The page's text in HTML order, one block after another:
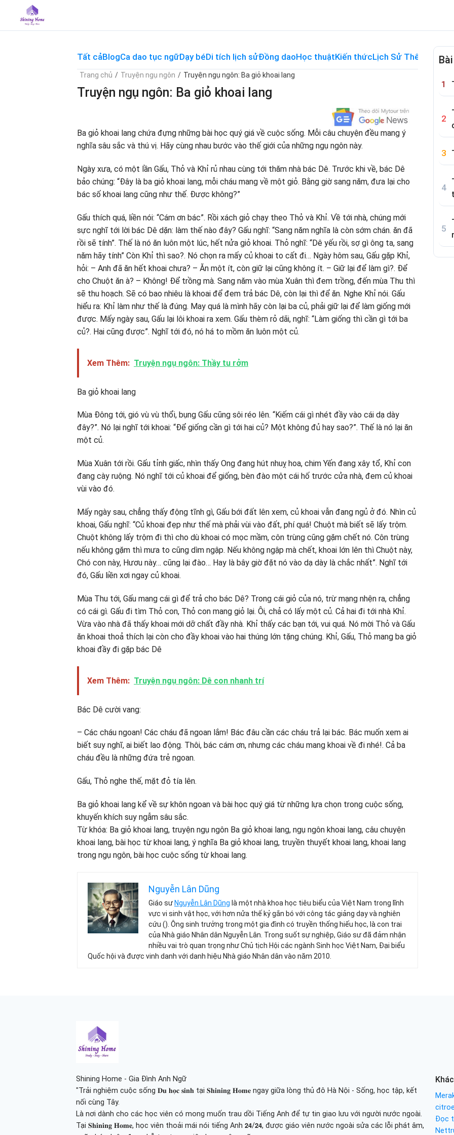
content
Tất cảBlogCa dao tục ngữDạy béDi tích lịch sửĐồng daoHọc thuậtKiến thứcLịch Sử Thế Giới
Trang chủ / Truyện ngụ ngôn / Truyện ngụ ngôn: Ba giỏ khoai lang
Truyện ngụ ngôn: Ba giỏ khoai lang
Ba giỏ khoai lang chứa đựng những bài học quý giá về cuộc sống. Mỗi câu chuyện đều mang ý
nghĩa sâu sắc và thú vị. Hãy cùng nhau bước vào thế giới của những ngụ ngôn này.
Ngày xưa, có một lần Gấu, Thỏ và Khỉ rủ nhau cùng tới thăm nhà bác Dê. Trước khi về, bác Dê
bảo chúng: “Ðây là ba giỏ khoai lang, mỗi cháu mang về một giỏ. Bằng giờ sang năm, đưa lại cho
bác số khoai lang cũng như thế. Ðược không?”
Gấu thích quá, liền nói: “Cám ơn bác”. Rồi xách giỏ chạy theo Thỏ và Khỉ. Về tới nhà, chúng mới
sực nghĩ tới lời bác Dê dặn: làm thế nào đây? Gấu nghĩ: “Sang năm nghĩa là còn sớm chán. ăn đã
rồi sẽ tính”. Thế là nó ăn luôn một lúc, hết nửa giỏ khoai. Thỏ nghĩ: “Dê yếu rồi, sợ gì ông ta, sang
năm hãy tính” Còn Khỉ thì sao?. Nó chọn ra mấy củ khoai to cất đi… Ngày hôm sau, Gấu gặp Khỉ,
hỏi: – Anh đã ăn hết khoai chưa? – Ăn một ít, còn giữ lại cũng không ít. – Giữ lại để làm gì?. Ðể
cho Chuột ăn à? – Không! Ðể trồng mà. Sang năm vào mùa Xuân thì đem trồng, đến mùa Thu thì
sẽ thu hoạch. Sẽ có bao nhiêu là khoai để đem trả bác Dê, còn lại thì để ăn. Nghe Khỉ nói. Gấu
hiểu ra: Khỉ làm như thế là đúng. May quá là mình hãy còn lại ba củ, phải giữ lại để làm giống mới
được. Mấy ngày sau, Gấu lại lôi khoai ra xem. Gấu thèm rỏ dãi, nghĩ: “Làm giống thì cần gì tới ba
củ?. Hai cũng được”. Nghĩ tới đó, nó há to mồm ăn luôn một củ.
Xem Thêm: Truyện ngụ ngôn: Thầy tu rởm
Ba giỏ khoai lang
Mùa Đông tới, gió vù vù thổi, bụng Gấu cũng sôi réo lên. “Kiếm cái gì nhét đầy vào cái dạ dày
đây?”. Nó lại nghĩ tới khoai: “Ðể giống cần gì tới hai củ? Một không đủ hay sao?”. Thế là nó lại ăn
một củ.
Mùa Xuân tới rồi. Gấu tỉnh giấc, nhìn thấy Ong đang hút nhuỵ hoa, chim Yến đang xây tổ, Khỉ con
đang cày ruộng. Nó nghĩ tới củ khoai để giống, bèn đào một cái hố trước cửa nhà, đem củ khoai
vùi vào đó.
Mấy ngày sau, chẳng thấy động tĩnh gì, Gấu bới đất lên xem, củ khoai vẫn đang ngủ ở đó. Nhìn củ
khoai, Gấu nghĩ: “Củ khoai đẹp như thế mà phải vùi vào đất, phí quá! Chuột mà biết sẽ lấy trộm.
Chuột không lấy trộm đi thì cho dù khoai có mọc mầm, côn trùng cũng gặm chết nó. Côn trùng
nếu không gặm thì mưa to cũng dìm ngập. Nếu không ngập mà chết, khoai lớn lên thì Chuột này,
Chó con này, Hươu này… cũng lại đào… Hay là bây giờ đặt nó vào dạ dày là chắc nhất”. Nghĩ tới
đó, Gấu liền xơi ngay củ khoai.
Mùa Thu tới, Gấu mang cái gì để trả cho bác Dê? Trong cái giỏ của nó, trừ mạng nhện ra, chẳng
có cái gì. Gấu đi tìm Thỏ con, Thỏ con mang giỏ lại. Ôi, chả có lấy một củ. Cả hai đi tới nhà Khỉ.
Vừa vào nhà đã thấy khoai mới dỡ chất đầy nhà. Khỉ thấy các bạn tới, vui quá. Nó mời Thỏ và Gấu
ăn khoai thoả thích lại còn cho đầy khoai vào hai thúng lớn tặng chúng. Khỉ, Gấu, Thỏ mang ba giỏ
khoai đầy đi gặp bác Dê
Xem Thêm: Truyện ngụ ngôn: Dê con nhanh trí
Bác Dê cười vang:
– Các cháu ngoan! Các cháu đã ngoan lắm! Bác đâu cần các cháu trả lại bác. Bác muốn xem ai
biết suy nghĩ, ai biết lao động. Thôi, bác cám ơn, nhưng các cháu mang khoai về đi nhé!. Cả ba
cháu đều là những đứa trẻ ngoan.
Gấu, Thỏ nghe thế, mặt đỏ tía lên.
Ba giỏ khoai lang kể về sự khôn ngoan và bài học quý giá từ những lựa chọn trong cuộc sống,
khuyến khích suy ngẫm sâu sắc.
Từ khóa: Ba giỏ khoai lang, truyện ngụ ngôn Ba giỏ khoai lang, ngụ ngôn khoai lang, câu chuyện
khoai lang, bài học từ khoai lang, ý nghĩa Ba giỏ khoai lang, truyền thuyết khoai lang, khoai lang
trong ngụ ngôn, bài học cuộc sống từ khoai lang.
Nguyễn Lân Dũng
Giáo sư Nguyễn Lân Dũng là một nhà khoa học tiêu biểu của Việt Nam trong lĩnh
vực vi sinh vật học, với hơn nửa thế kỷ gắn bó với công tác giảng dạy và nghiên
cứu (). Ông sinh trưởng trong một gia đình có truyền thống hiếu học, là con trai
của Nhà giáo Nhân dân Nguyễn Lân. Trong suốt sự nghiệp, Giáo sư đã đảm nhận
nhiều vai trò quan trọng như Chủ tịch Hội các ngành Sinh học Việt Nam, Đại biểu
Quốc hội và được vinh danh với danh hiệu Nhà giáo Nhân dân vào năm 2010.
Shining Home - Gia Đình Anh Ngữ
"Trải nghiệm cuộc sống 𝐃𝐮 𝐡𝐨̣𝐜 𝐬𝐢𝐧𝐡 tại 𝐒𝐡𝐢𝐧𝐢𝐧𝐠 𝐇𝐨𝐦𝐞 ngay giữa lòng thủ đô Hà Nội - Sống, học tập, kết
nối cùng Tây.
Là nơi dành cho các học viên có mong muốn trau dồi Tiếng Anh để tự tin giao lưu với người nước ngoài.
Tại 𝐒𝐡𝐢𝐧𝐢𝐧𝐠 𝐇𝐨𝐦𝐞, học viên thoải mái nói tiếng Anh 𝟮𝟰/𝟮𝟰, được giáo viên nước ngoài sửa các lỗi phát âm,
Đọc